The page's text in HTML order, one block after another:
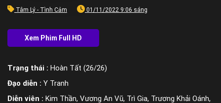
Tâm Lý - Tình Cảm 01/11/2022 9:06 sáng
Trạng thái : Hoàn Tất (26/26)
Đạo diễn : Y Tranh
Diễn viên : Kim Thần, Vương An Vũ, Trì Gia, Trương Khải Oánh,